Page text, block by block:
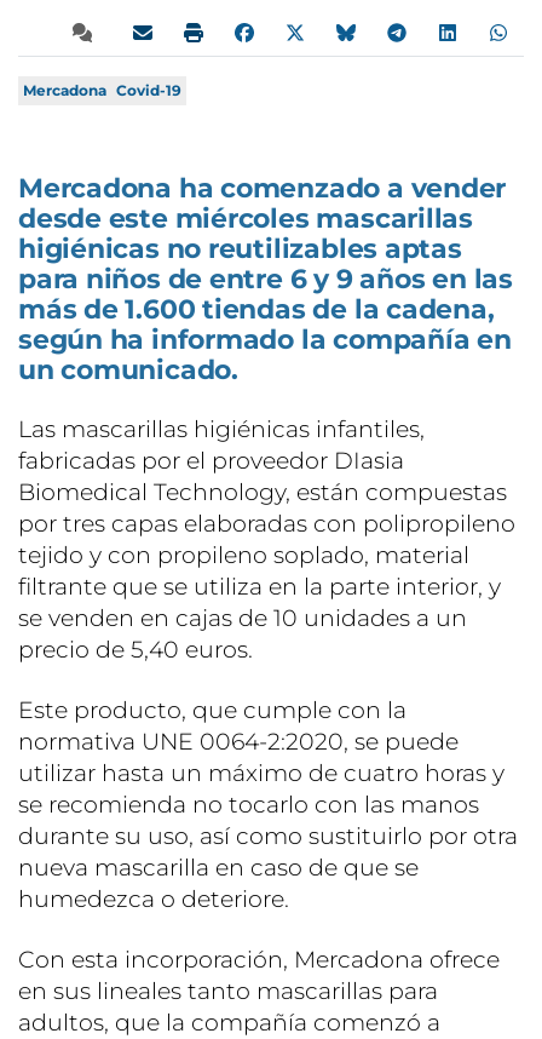
Mercadona Covid-19
Mercadona ha comenzado a vender
desde este miércoles mascarillas
higiénicas no reutilizables aptas
para niños de entre 6 y 9 años en las
más de 1.600 tiendas de la cadena,
según ha informado la compañía en
un comunicado.
Las mascarillas higiénicas infantiles,
fabricadas por el proveedor DIasia
Biomedical Technology, están compuestas
por tres capas elaboradas con polipropileno
tejido y con propileno soplado, material
filtrante que se utiliza en la parte interior, y
se venden en cajas de 10 unidades a un
precio de 5,40 euros.
Este producto, que cumple con la
normativa UNE 0064-2:2020, se puede
utilizar hasta un máximo de cuatro horas y
se recomienda no tocarlo con las manos
durante su uso, así como sustituirlo por otra
nueva mascarilla en caso de que se
humedezca o deteriore.
Con esta incorporación, Mercadona ofrece
en sus lineales tanto mascarillas para
adultos, que la compañía comenzó a